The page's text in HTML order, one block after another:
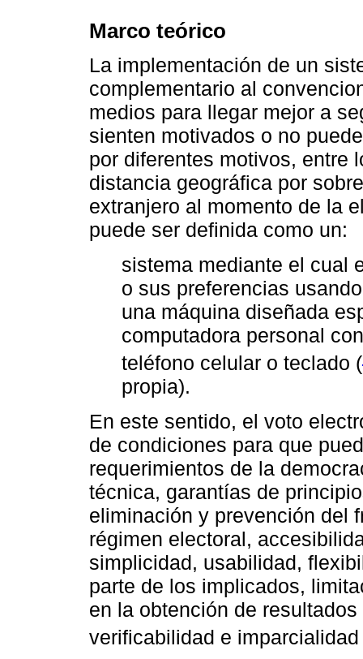
Marco teórico
La implementación de un
complementario al
medios para llegar mejor a
sienten motivados o no
por diferentes motivos, entre
distancia geográfica por
extranjero al momento de la
puede ser definida como un:
sistema mediante el cual
o sus preferencias
una máquina diseñada
computadora personal
teléfono celular o teclado (
propia).
En este sentido, el voto
de condiciones para que
requerimientos de la
técnica, garantías de
eliminación y prevención del
régimen electoral,
simplicidad, usabilidad,
parte de los implicados,
en la obtención de
verificabilidad e imparcialidad